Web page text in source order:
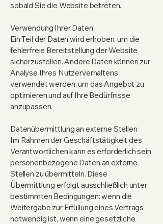
sobald Sie die Website betreten.
Verwendung Ihrer Daten
Ein Teil der Daten wird erhoben, um die
fehlerfreie Bereitstellung der Website
sicherzustellen. Andere Daten können zur
Analyse Ihres Nutzerverhaltens
verwendet werden, um das Angebot zu
optimieren und auf Ihre Bedürfnisse
anzupassen.
Datenübermittlung an externe Stellen
Im Rahmen der Geschäftstätigkeit des
Verantwortlichen kann es erforderlich sein,
personenbezogene Daten an externe
Stellen zu übermitteln. Diese
Übermittlung erfolgt ausschließlich unter
bestimmten Bedingungen: wenn die
Weitergabe zur Erfüllung eines Vertrags
notwendig ist, wenn eine gesetzliche